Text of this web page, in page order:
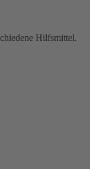
Hilfsmittel.